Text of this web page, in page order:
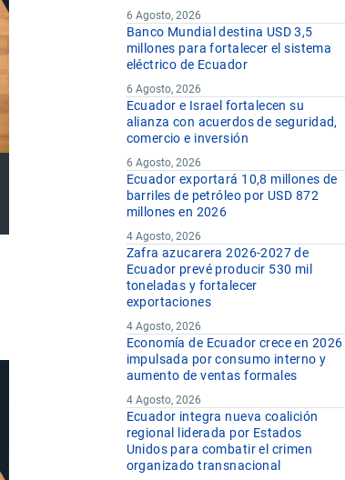
6 Agosto, 2026
Banco Mundial destina USD 3,5
millones para fortalecer el sistema
eléctrico de Ecuador
6 Agosto, 2026
Ecuador e Israel fortalecen su
alianza con acuerdos de seguridad,
comercio e inversión
6 Agosto, 2026
Ecuador exportará 10,8 millones de
barriles de petróleo por USD 872
millones en 2026
4 Agosto, 2026
Zafra azucarera 2026-2027 de
Ecuador prevé producir 530 mil
toneladas y fortalecer
exportaciones
4 Agosto, 2026
Economía de Ecuador crece en 2026
impulsada por consumo interno y
aumento de ventas formales
4 Agosto, 2026
Ecuador integra nueva coalición
regional liderada por Estados
Unidos para combatir el crimen
organizado transnacional